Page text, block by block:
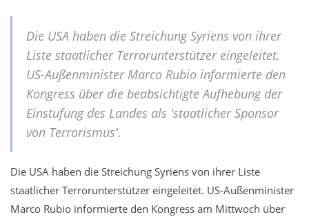
Die USA haben die Streichung Syriens von ihrer
Liste staatlicher Terrorunterstützer eingeleitet.
US-Außenminister Marco Rubio informierte den
Kongress über die beabsichtigte Aufhebung der
Einstufung des Landes als 'staatlicher Sponsor
von Terrorismus'.
Die USA haben die Streichung Syriens von ihrer Liste
staatlicher Terrorunterstützer eingeleitet. US-Außenminister
Marco Rubio informierte den Kongress am Mittwoch über